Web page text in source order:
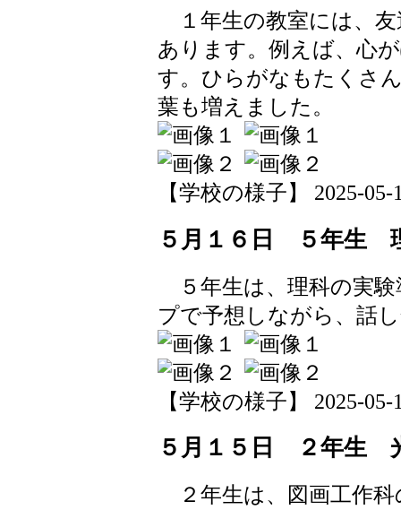
１年生の教室には、
あります。例えば、心
す。ひらがなもたくさ
葉も増えました。
【学校の様子】 2025-05-
５月１６日 ５年生
５年生は、理科の実
プで予想しながら、話
【学校の様子】 2025-05-
５月１５日 ２年生
２年生は、図画工作